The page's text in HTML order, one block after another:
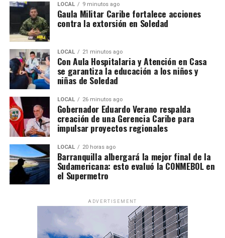
LOCAL 9 minutos ago
Gaula Militar Caribe fortalece acciones
contra la extorsión en Soledad
LOCAL 21 minutos ago
Con Aula Hospitalaria y Atención en Casa
se garantiza la educación a los niños y
niñas de Soledad
LOCAL 26 minutos ago
Gobernador Eduardo Verano respalda
creación de una Gerencia Caribe para
impulsar proyectos regionales
LOCAL 20 horas ago
Barranquilla albergará la mejor final de la
Sudamericana: esto evaluó la CONMEBOL en
el Supermetro
ADVERTISEMENT